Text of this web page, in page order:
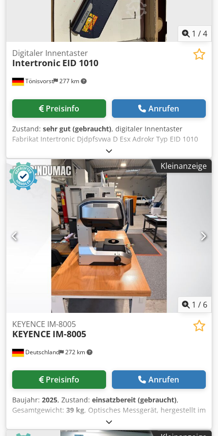
1 /4
Tönisvorst 277 km
Digitaler Innentaster
Intertronic EID 1010
Preisinfo Anrufen
Zustand: sehr gut (gebraucht), digitaler Innentaster
Fabrikat Intertronic Djdpfsvwa D Esx Adrokr Typ EID 1010
Messbereich 10-35 mm (108147)
Kleinanzeige
1 / 6
Deutschland 272 km
KEYENCE IM-8005
KEYENCE IM-8005
Preisinfo Anrufen
Baujahr: 2025, Zustand: einsatzbereit (gebraucht),
Gesamtgewicht: 39 kg, Optisches Messgerät, hergestellt im
Jahr 2025. Dieses KEYENCE IM-8005 verfügt über ein
Messfeld von 100 mm mit einem Doppelkamerasystem.